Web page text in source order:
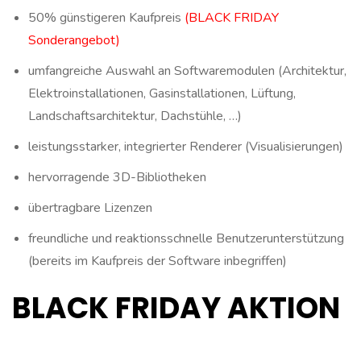
50% günstigeren Kaufpreis (BLACK FRIDAY
Sonderangebot)
umfangreiche Auswahl an Softwaremodulen (Architektur,
Elektroinstallationen, Gasinstallationen, Lüftung,
Landschaftsarchitektur, Dachstühle, …)
leistungsstarker, integrierter Renderer (Visualisierungen)
hervorragende 3D-Bibliotheken
übertragbare Lizenzen
freundliche und reaktionsschnelle Benutzerunterstützung
(bereits im Kaufpreis der Software inbegriffen)
BLACK FRIDAY AKTION